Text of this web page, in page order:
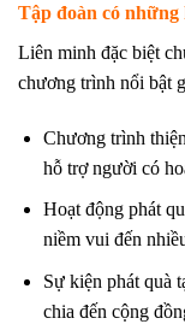
Tập đoàn có những
Liên minh đặc biệt
chương trình nổi bật
Chương trình
hỗ trợ người có
Hoạt động phát
niềm vui đến
Sự kiện phát quà
chia đến cộng